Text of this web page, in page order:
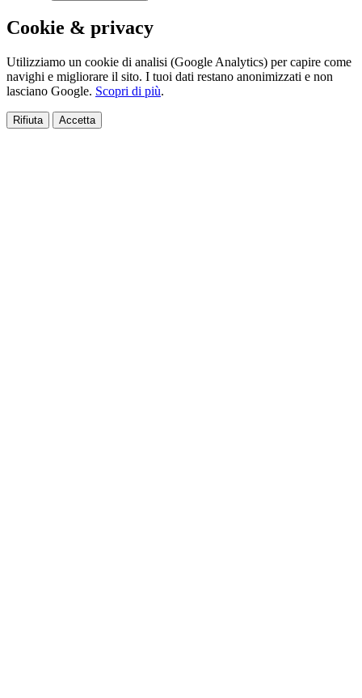
Cookie & privacy
Utilizziamo un cookie di analisi (Google Analytics) per capire come
navighi e migliorare il sito. I tuoi dati restano anonimizzati e non
lasciano Google. Scopri di più.
Rifiuta Accetta